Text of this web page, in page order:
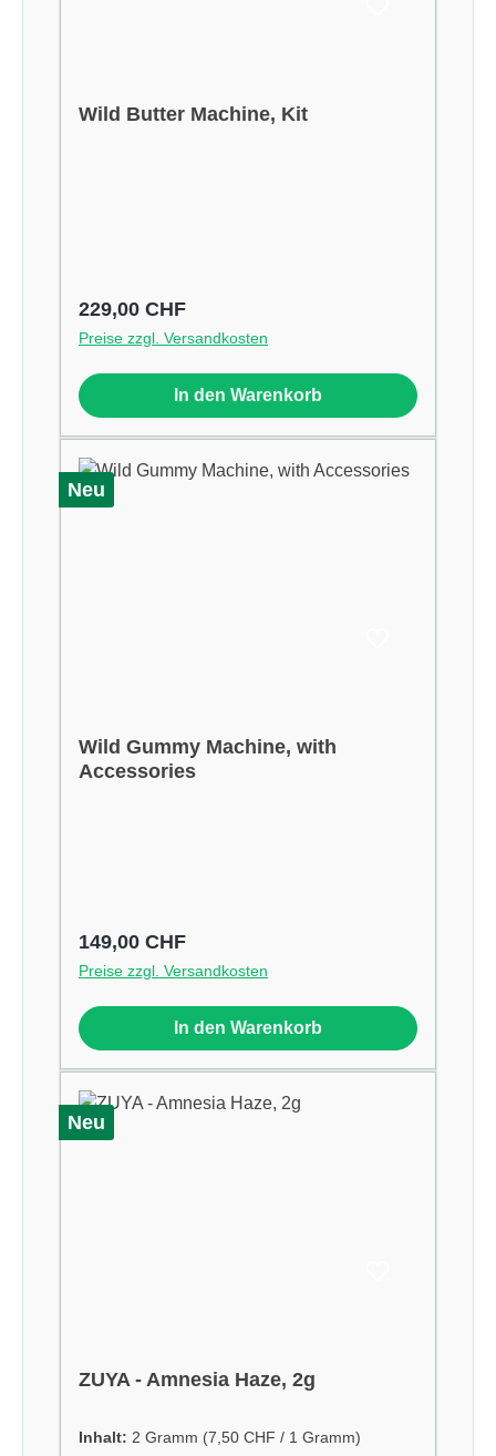
Wild Butter Machine, Kit
Regulärer Preis:
229,00 CHF
Preise zzgl. Versandkosten
In den Warenkorb
Neu
Wild Gummy Machine, with
Accessories
Regulärer Preis:
149,00 CHF
Preise zzgl. Versandkosten
In den Warenkorb
Neu
ZUYA - Amnesia Haze, 2g
Inhalt: 2 Gramm (7,50 CHF / 1 Gramm)